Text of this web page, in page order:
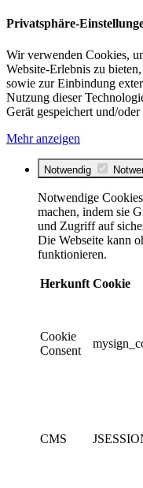
Privatsphäre-
Wir verwenden Cookies,
Website-Erlebnis zu
sowie zur Einbindung
Nutzung dieser
Gerät gespeichert und/oder
Mehr anzeigen
Notwendig
Notwendige
machen, indem sie
und Zugriff auf
Die Webseite kann
funktionieren.
Herkunft Cookie
Cookie
Consent
CMS